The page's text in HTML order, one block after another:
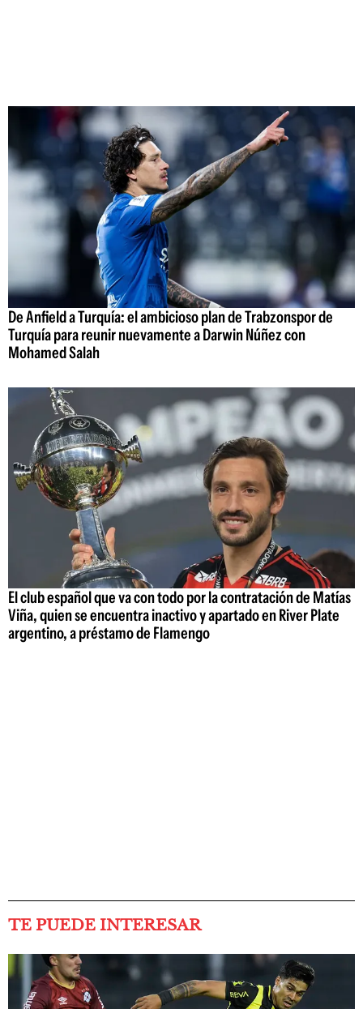
De Anfield a Turquía: el ambicioso plan de Trabzonspor de
Turquía para reunir nuevamente a Darwin Núñez con
Mohamed Salah
El club español que va con todo por la contratación de Matías
Viña, quien se encuentra inactivo y apartado en River Plate
argentino, a préstamo de Flamengo
TE PUEDE INTERESAR